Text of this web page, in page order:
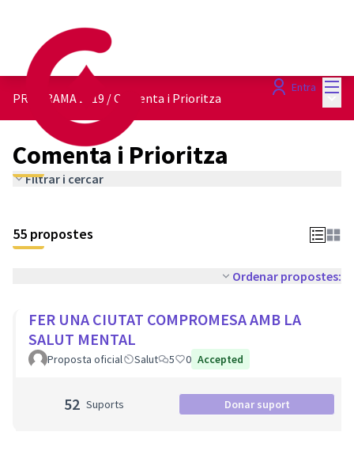
Entra
PROGRAMA 2019 /Comenta i Prioritza
Comenta i Prioritza
Filtrar i cercar
55 propostes
Ordenar propostes:
FER UNA CIUTAT COMPROMESA AMB LA
SALUT MENTAL
Proposta oficial Salut 5 0 Accepted
52 Suports Donar suport